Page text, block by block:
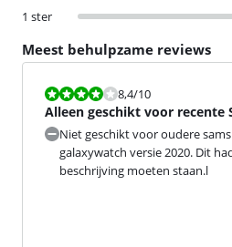
1 ster
Meest behulpzame reviews
Beoordeling is 8,4 van de 10.
8,4/10
Alleen geschikt voor recente
producten.
Niet geschikt voor oudere
galaxywatch versie 2020. Dit
beschrijving moeten staan.l